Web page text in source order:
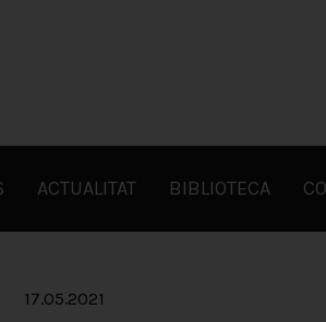
ACTUALITAT BIBLIOTECA
17.05.2021